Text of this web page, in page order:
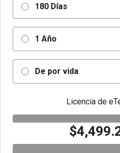
180 Días
1 Año
De por vida
Licencia de